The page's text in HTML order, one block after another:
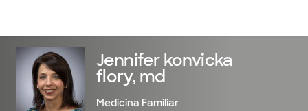
Jennifer konvicka
flory, md
Medicina Familiar